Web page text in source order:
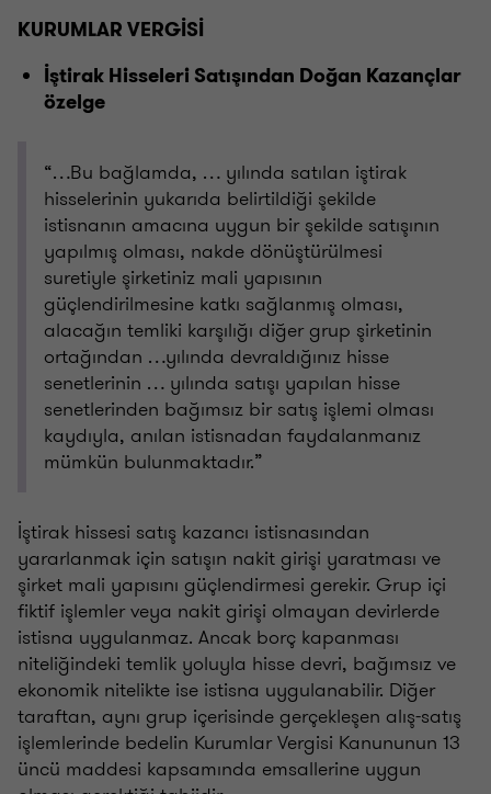
KURUMLAR VERGİSİ
İştirak Hisseleri Satışından Doğan Kazançlar
özelge
“…Bu bağlamda, … yılında satılan iştirak
hisselerinin yukarıda belirtildiği şekilde
istisnanın amacına uygun bir şekilde satışının
yapılmış olması, nakde dönüştürülmesi
suretiyle şirketiniz mali yapısının
güçlendirilmesine katkı sağlanmış olması,
alacağın temliki karşılığı diğer grup şirketinin
ortağından …yılında devraldığınız hisse
senetlerinin … yılında satışı yapılan hisse
senetlerinden bağımsız bir satış işlemi olması
kaydıyla, anılan istisnadan faydalanmanız
mümkün bulunmaktadır.”
İştirak hissesi satış kazancı istisnasından
yararlanmak için satışın nakit girişi yaratması ve
şirket mali yapısını güçlendirmesi gerekir. Grup içi
fiktif işlemler veya nakit girişi olmayan devirlerde
istisna uygulanmaz. Ancak borç kapanması
niteliğindeki temlik yoluyla hisse devri, bağımsız ve
ekonomik nitelikte ise istisna uygulanabilir. Diğer
taraftan, aynı grup içerisinde gerçekleşen alış-satış
işlemlerinde bedelin Kurumlar Vergisi Kanununun 13
üncü maddesi kapsamında emsallerine uygun